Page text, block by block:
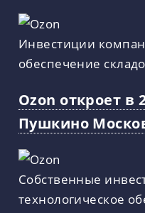
Инвестиции
обеспечение
Ozon откроет в
Пушкино
Собственные
технологическое